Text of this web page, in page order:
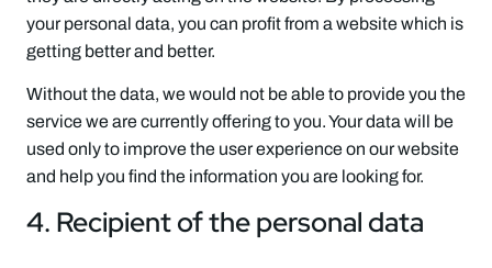
your personal data, you can profit from a website which is
getting better and better.
Without the data, we would not be able to provide you the
service we are currently offering to you. Your data will be
used only to improve the user experience on our website
and help you find the information you are looking for.
4. Recipient of the personal data